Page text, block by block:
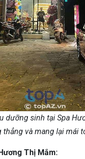
dưỡng sinh tại Spa
thẳng và mang lại mái
Thị Mắm: